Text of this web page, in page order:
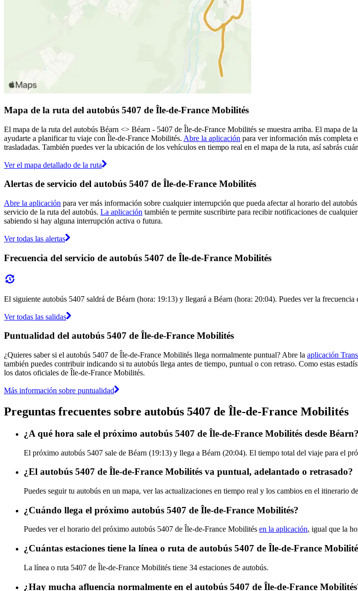
Mapa de la ruta del autobús 5407 de Île-de-France Mobilités
El mapa de la ruta del autobús Béarn <> Béarn - 5407 de Île-de-France Mobilités se muestra arriba. El mapa de
ayudarte a planificar tu viaje con Île-de-France Mobilités. Abre la aplicación para ver información más completa
trasladadas. También puedes ver la ubicación de los vehículos en tiempo real en el mapa de la ruta, así sabrás
Ver el mapa detallado de la ruta
Alertas de servicio del autobús 5407 de Île-de-France Mobilités
Abre la aplicación para ver más información sobre cualquier interrupción que pueda afectar al horario del
servicio de la ruta del autobús. La aplicación también te permite suscribirte para recibir notificaciones de
sabiendo si hay alguna interrupción activa o futura.
Ver todas las alertas
Frecuencia del servicio de autobús 5407 de Île-de-France Mobilités
El siguiente autobús 5407 saldrá de Béarn (hora: 19:13) y llegará a Béarn (hora: 20:04). Puedes ver la
Ver todas las salidas
Puntualidad del autobús 5407 de Île-de-France Mobilités
¿Quieres saber si el autobús 5407 de Île-de-France Mobilités llega normalmente puntual? Abre la aplicación
también puedes contribuir indicando si tu autobús llega antes de tiempo, puntual o con retraso. Como estas
los datos oficiales de Île-de-France Mobilités.
Más información sobre puntualidad
Preguntas frecuentes sobre autobús 5407 de Île-de-France Mobilités
¿A qué hora sale el próximo autobús 5407 de Île-de-France Mobilités desde Béarn?
El próximo autobús 5407 sale de Béarn (19:13) y llega a Béarn (20:04). El tiempo total del viaje para el
¿El autobús 5407 de Île-de-France Mobilités va puntual, adelantado o retrasado?
Puedes seguir tu autobús en un mapa, ver las actualizaciones en tiempo real y los cambios en el itinerario
¿Cuándo llega el próximo autobús 5407 de Île-de-France Mobilités?
Puedes ver el horario del próximo autobús 5407 de Île-de-France Mobilités en la aplicación, igual que la
¿Cuántas estaciones tiene la línea o ruta de autobús 5407 de Île-de-France
La línea o ruta 5407 de Île-de-France Mobilités tiene 34 estaciones de autobús.
¿Hay mucha afluencia normalmente en el autobús 5407 de Île-de-France